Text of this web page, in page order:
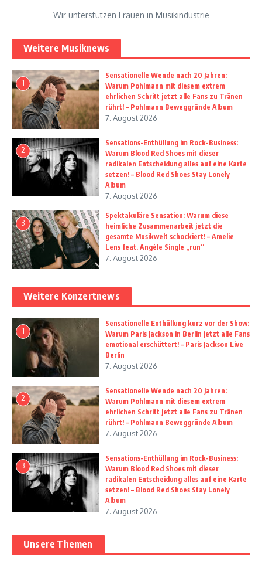
Wir unterstützen Frauen in Musikindustrie
Weitere Musiknews
1
Sensationelle Wende nach 20 Jahren:
Warum Pohlmann mit diesem extrem
ehrlichen Schritt jetzt alle Fans zu Tränen
rührt! – Pohlmann Beweggründe Album
7. August 2026
2
Sensations-Enthüllung im Rock-Business:
Warum Blood Red Shoes mit dieser
radikalen Entscheidung alles auf eine Karte
setzen! – Blood Red Shoes Stay Lonely
Album
7. August 2026
3
Spektakuläre Sensation: Warum diese
heimliche Zusammenarbeit jetzt die
gesamte Musikwelt schockiert! – Amelie
Lens feat. Angèle Single „run“
7. August 2026
Weitere Konzertnews
1
Sensationelle Enthüllung kurz vor der Show:
Warum Paris Jackson in Berlin jetzt alle Fans
emotional erschüttert! – Paris Jackson Live
Berlin
7. August 2026
2
Sensationelle Wende nach 20 Jahren:
Warum Pohlmann mit diesem extrem
ehrlichen Schritt jetzt alle Fans zu Tränen
rührt! – Pohlmann Beweggründe Album
7. August 2026
3
Sensations-Enthüllung im Rock-Business:
Warum Blood Red Shoes mit dieser
radikalen Entscheidung alles auf eine Karte
setzen! – Blood Red Shoes Stay Lonely
Album
7. August 2026
Unsere Themen